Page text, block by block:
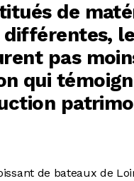
de
différentes,
pas
qui
de bateaux de